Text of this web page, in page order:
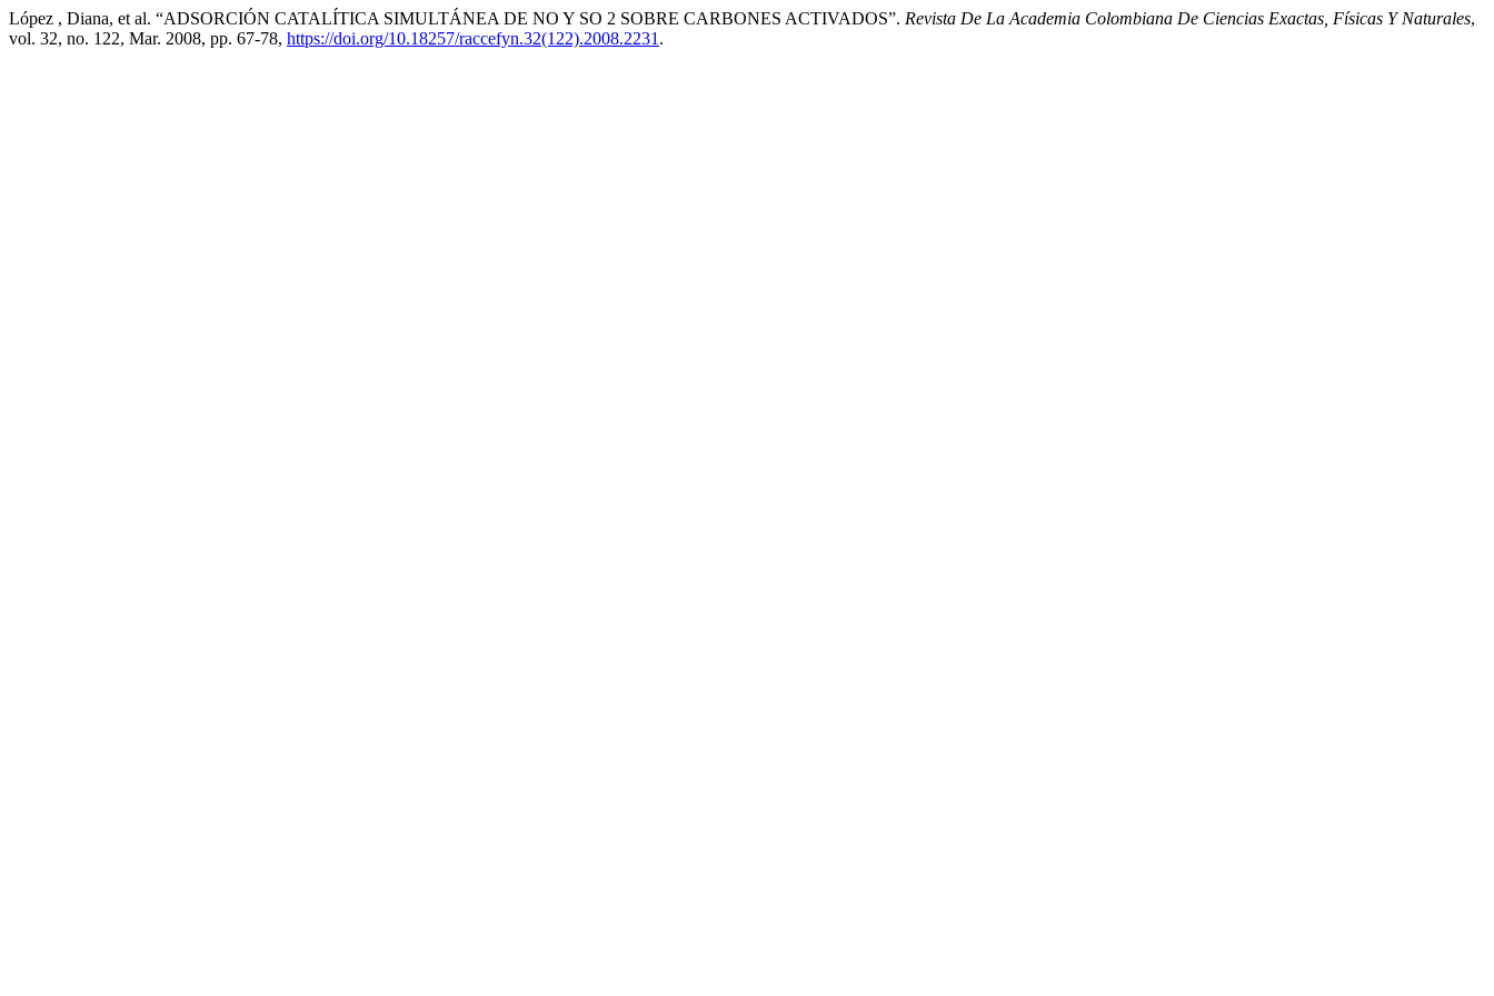
López , Diana, et al. “ADSORCIÓN CATALÍTICA SIMULTÁNEA DE NO Y SO 2 SOBRE CARBONES ACTIVADOS”. Revista De La Academia Colombiana De Ciencias Exactas, Físicas Y Naturales,
vol. 32, no. 122, Mar. 2008, pp. 67-78, https://doi.org/10.18257/raccefyn.32(122).2008.2231 .